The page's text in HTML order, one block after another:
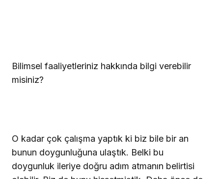
Bilimsel faaliyetleriniz hakkında bilgi verebilir
misiniz?
O kadar çok çalışma yaptık ki biz bile bir an
bunun doygunluğuna ulaştık. Belki bu
doygunluk ileriye doğru adım atmanın belirtisi